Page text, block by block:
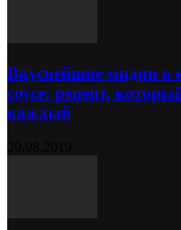
Вкуснейшие мидии в
соусе: рецепт,
каждый